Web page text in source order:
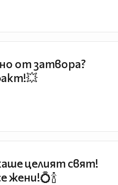
от затвора?
целият свят!
жени!💍🍾